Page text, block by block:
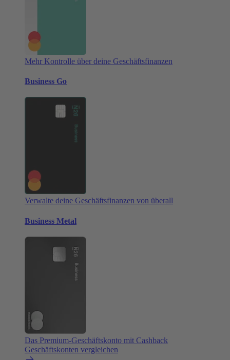
Mehr Kontrolle über deine Geschäftsfinanzen
Business Go
Verwalte deine Geschäftsfinanzen von überall
Business Metal
Das Premium-Geschäftskonto mit Cashback
Geschäftskonten vergleichen